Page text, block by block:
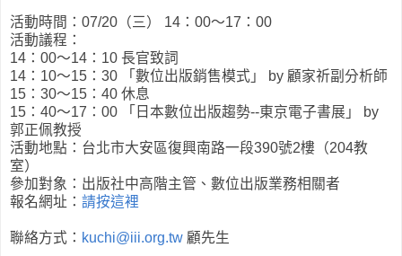
活動時間：07/20（三） 14：00～17：00
活動議程：
14：00～14：10 長官致詞
14：10～15：30 「數位出版銷售模式」 by 顧家祈副分析師
15：30～15：40 休息
15：40～17：00 「日本數位出版趨勢--東京電子書展」 by
郭正佩教授
活動地點：台北市大安區復興南路一段390號2樓（204教
室）
參加對象：出版社中高階主管、數位出版業務相關者
報名網址： 請按這裡
聯絡方式： kuchi@iii.org.tw 顧先生